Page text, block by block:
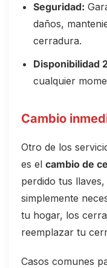
Seguridad:
daños,
cerradura.
Disponibilidad
cualquier
Cambio
Otro de los
es el cambio de
perdido tus
simplemente
tu hogar, los
reemplazar tu
Casos comunes